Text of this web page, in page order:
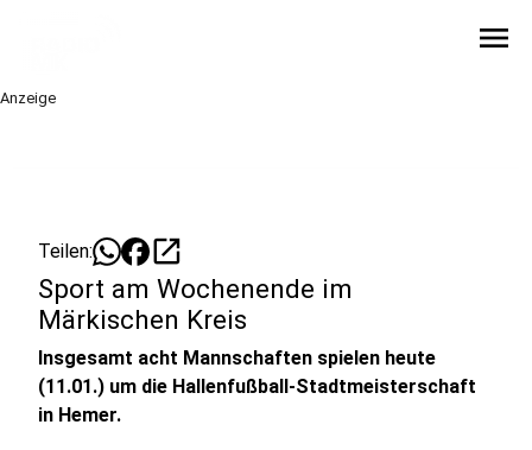
menu
Anzeige
Teilen: open_in_new
Sport am Wochenende im
Märkischen Kreis
Insgesamt acht Mannschaften spielen heute
(11.01.) um die Hallenfußball-Stadtmeisterschaft
in Hemer.